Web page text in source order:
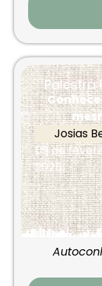
Palestra
Josias
09 de
2025